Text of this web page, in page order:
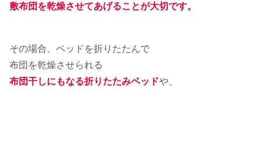
敷布団を乾燥させてあげることが大切です。
その場合、ベッドを折りたたんで
布団を乾燥させられる
布団干しにもなる折りたたみベッドや、